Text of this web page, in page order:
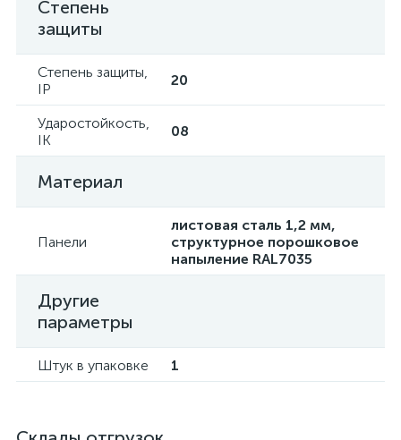
Степень
защиты
Степень защиты,
IP
20
Ударостойкость,
IK
08
Материал
Панели
листовая сталь 1,2 мм,
структурное порошковое
напыление RAL7035
Другие
параметры
Штук в упаковке 1